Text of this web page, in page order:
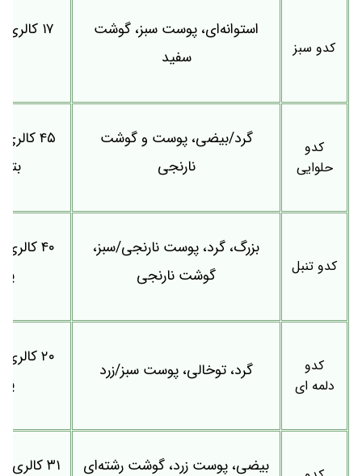
کدو سبز
استوانه‌ای، پوست سبز، گوشت
سفید
کدو
حلوایی
گرد/بیضی، پوست و گوشت
نارنجی
کدو تنبل
بزرگ، گرد، پوست نارنجی/سبز،
گوشت نارنجی
کدو
دلمه ای
گرد، توخالی، پوست سبز/زرد
بیضی، پوست زرد، گوشت رشته‌ای
۳۱